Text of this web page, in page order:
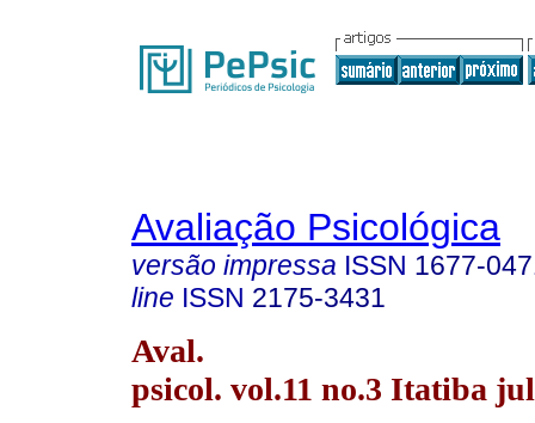
Avaliação Psicológica
versão impressa ISSN 1677-
line ISSN 2175-3431
Aval.
psicol. vol.11 no.3 Itatiba